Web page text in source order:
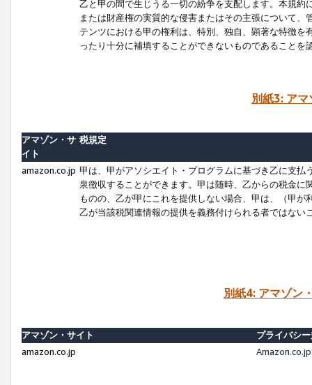
乙と甲の間で生じうる一切の紛争を支配します。本規
または財産権の実質的な侵害またはその主張について
テンツにおける甲の権利は、特別、独自、顕著な特徴
ったり十分に補填することができないものであることを
別紙3: ア
アマゾン・サ
イト
税規定
amazon.co.jp 甲は、甲がアソシエイト・プログラムに基づき乙に支
泉徴収することができます。甲は随時、乙からの税金
ものの、乙が甲にこれを提供しない場合、甲は、（甲
乙が当該税関連情報の提供を義務付けられる者ではな
別紙4: アマゾン
アマゾン・サイト
プライバシ
amazon.co.jp